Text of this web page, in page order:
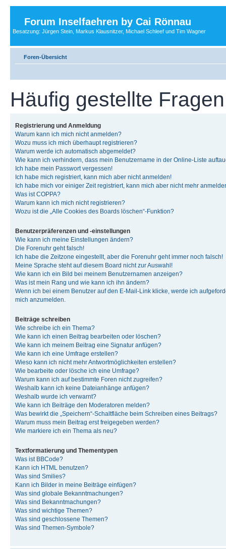
Forum Inselfaehren by Cai Rönnau
Besatzung: Jürgen Stein, Markus Klausnitzer, Michael Schleef und Tim Wagner
Foren-Übersicht
Häufig gestellte Fragen
Registrierung und Anmeldung
Warum kann ich mich nicht anmelden?
Wozu muss ich mich überhaupt registrieren?
Warum werde ich automatisch abgemeldet?
Wie kann ich verhindern, dass mein Benutzername in der Online-Liste
Ich habe mein Passwort vergessen!
Ich habe mich registriert, kann mich aber nicht anmelden!
Ich habe mich vor einiger Zeit registriert, kann mich aber nicht mehr
Was ist COPPA?
Warum kann ich mich nicht registrieren?
Wozu ist die „Alle Cookies des Boards löschen“-Funktion?
Benutzerpräferenzen und -einstellungen
Wie kann ich meine Einstellungen ändern?
Die Forenuhr geht falsch!
Ich habe die Zeitzone eingestellt, aber die Forenuhr geht immer noch falsch!
Meine Sprache steht auf diesem Board nicht zur Auswahl!
Wie kann ich ein Bild bei meinem Benutzernamen anzeigen?
Was ist mein Rang und wie kann ich ihn ändern?
Wenn ich bei einem Benutzer auf den E-Mail-Link klicke, werde ich
mich anzumelden.
Beiträge schreiben
Wie schreibe ich ein Thema?
Wie kann ich einen Beitrag bearbeiten oder löschen?
Wie kann ich meinem Beitrag eine Signatur anfügen?
Wie kann ich eine Umfrage erstellen?
Wieso kann ich nicht mehr Antwortmöglichkeiten erstellen?
Wie bearbeite oder lösche ich eine Umfrage?
Warum kann ich auf bestimmte Foren nicht zugreifen?
Weshalb kann ich keine Dateianhänge anfügen?
Weshalb wurde ich verwarnt?
Wie kann ich Beiträge den Moderatoren melden?
Was bewirkt die „Speichern“-Schaltfläche beim Schreiben eines Beitrags?
Warum muss mein Beitrag erst freigegeben werden?
Wie markiere ich ein Thema als neu?
Textformatierung und Thementypen
Was ist BBCode?
Kann ich HTML benutzen?
Was sind Smilies?
Kann ich Bilder in meine Beiträge einfügen?
Was sind globale Bekanntmachungen?
Was sind Bekanntmachungen?
Was sind wichtige Themen?
Was sind geschlossene Themen?
Was sind Themen-Symbole?